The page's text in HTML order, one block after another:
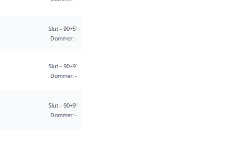
Slut – 90+5'
Dommer: -
Slut – 90+9'
Dommer: -
Slut – 90+9'
Dommer: -